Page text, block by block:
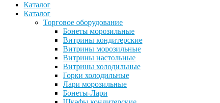
Каталог
Каталог
Торговое оборудование
Бонеты морозильные
Витрины кондитерские
Витрины морозильные
Витрины настольные
Витрины холодильные
Горки холодильные
Лари морозильные
Бонеты-Лари